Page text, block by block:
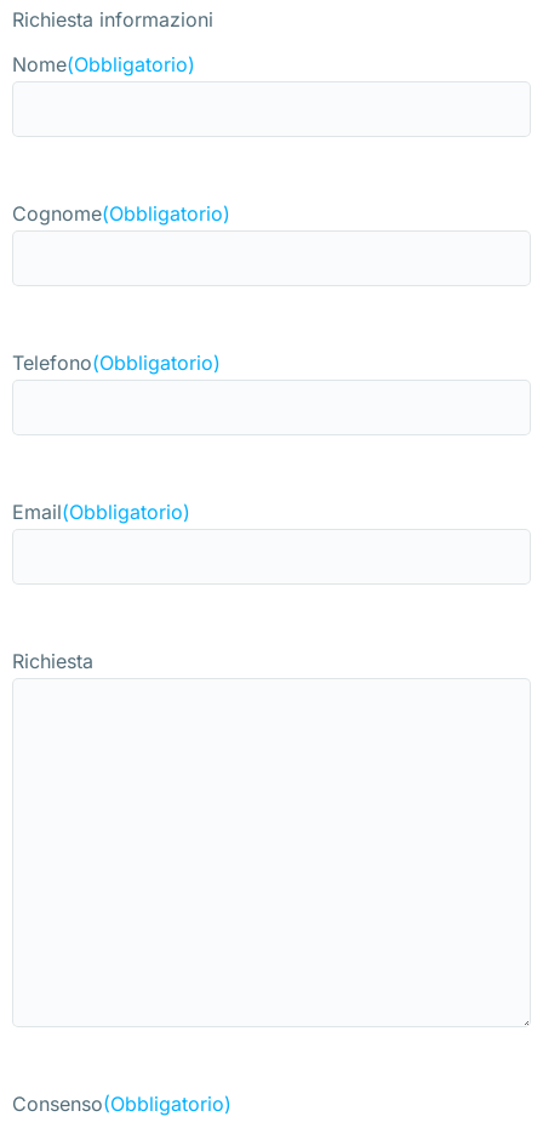
Richiesta informazioni
Nome(Obbligatorio)
Cognome(Obbligatorio)
Telefono(Obbligatorio)
Email(Obbligatorio)
Richiesta
Consenso(Obbligatorio)